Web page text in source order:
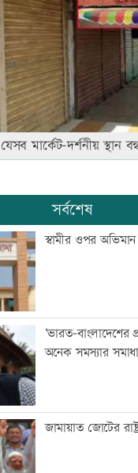
মার্কেট-দর্শনীয় স্থান
সর্বশেষ
স্বামীর ওপর
‘ভারত-বাংলাদেশের
অনেক সমস্যার
জামায়াত জোটের